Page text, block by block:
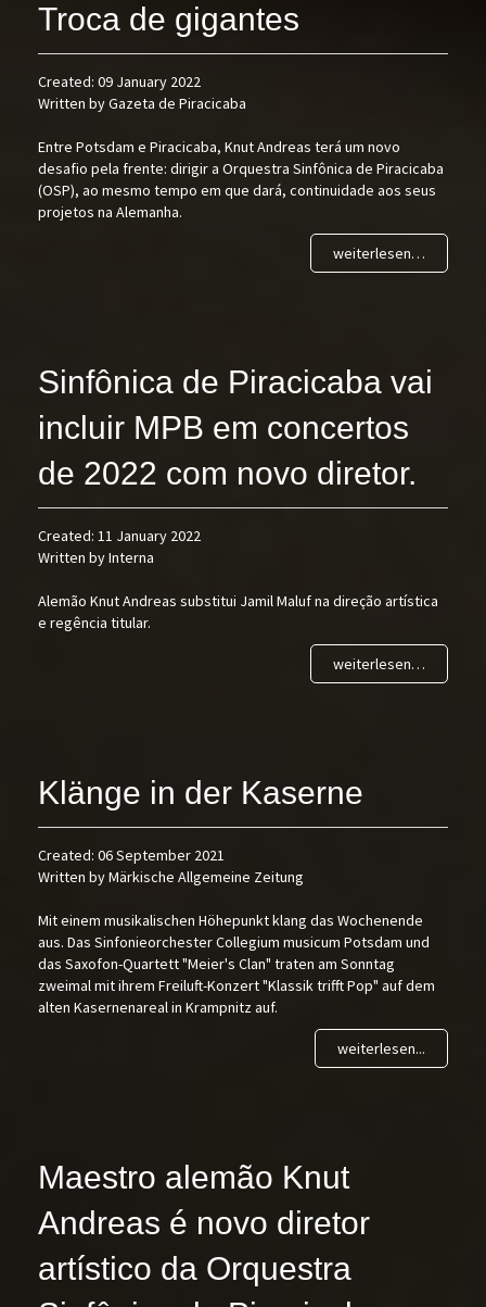
Troca de gigantes
Created: 09 January 2022
Written by Gazeta de Piracicaba
Entre Potsdam e Piracicaba, Knut Andreas terá um novo
desafio pela frente: dirigir a Orquestra Sinfônica de Piracicaba
(OSP), ao mesmo tempo em que dará, continuidade aos seus
projetos na Alemanha.
weiterlesen…
Sinfônica de Piracicaba vai
incluir MPB em concertos
de 2022 com novo diretor.
Created: 11 January 2022
Written by Interna
Alemão Knut Andreas substitui Jamil Maluf na direção artística
e regência titular.
weiterlesen…
Klänge in der Kaserne
Created: 06 September 2021
Written by Märkische Allgemeine Zeitung
Mit einem musikalischen Höhepunkt klang das Wochenende
aus. Das Sinfonieorchester Collegium musicum Potsdam und
das Saxofon-Quartett "Meier's Clan" traten am Sonntag
zweimal mit ihrem Freiluft-Konzert "Klassik trifft Pop" auf dem
alten Kasernenareal in Krampnitz auf.
weiterlesen...
Maestro alemão Knut
Andreas é novo diretor
artístico da Orquestra